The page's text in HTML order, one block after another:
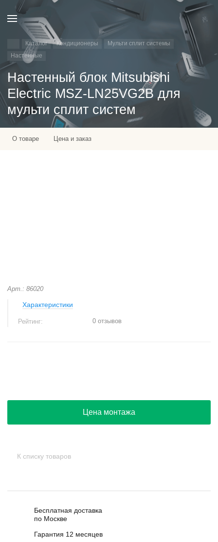
Каталог Кондиционеры
Мульти сплит системы
Настенные
Настенный блок Mitsubishi
Electric MSZ-LN25VG2B для
мульти сплит систем
О товаре Цена и заказ
Арт.: 86020
Характеристики
Рейтинг: 0 отзывов
Цена монтажа
К списку товаров
Бесплатная доставка
по Москве
Гарантия 12 месяцев